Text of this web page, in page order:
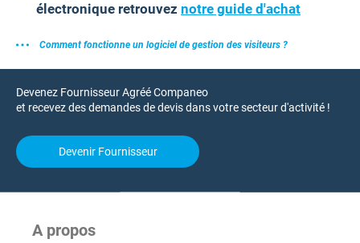
électronique retrouvez notre guide d'achat
Comment fonctionne un logiciel de gestion des visiteurs ?
Devenez Fournisseur Agréé Companeo
et recevez des demandes de devis dans votre secteur d'activité !
Devenir Fournisseur
A propos